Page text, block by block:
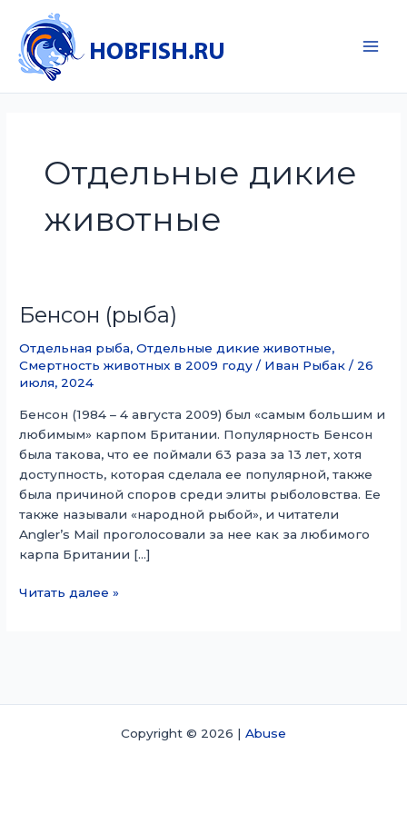
содержимому
Отдельные дикие
животные
Бенсон (рыба)
Отдельная рыба,Отдельные дикие животные,
Смертность животных в 2009 году / Иван Рыбак/ 26
июля, 2024
Бенсон (1984 – 4 августа 2009) был «самым большим и
любимым» карпом Британии. Популярность Бенсон
была такова, что ее поймали 63 раза за 13 лет, хотя
доступность, которая сделала ее популярной, также
была причиной споров среди элиты рыболовства. Ее
также называли «народной рыбой», и читатели
Angler’s Mail проголосовали за нее как за любимого
карпа Британии […]
Бенсон
Читать далее »
Copyright © 2026 | Abuse